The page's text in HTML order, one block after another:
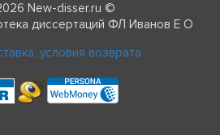
New-disser.ru ©
диссертаций ФЛ Иванов Е О
условия возврата